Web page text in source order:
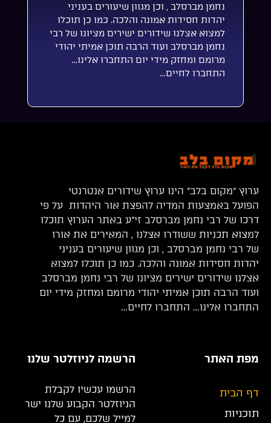
נחמן מברסלב , וכן מגוון שיעורים בעניני
יהדות חסידות אמונה והלכה. כמו כן תוכלו
למצוא אצלנו שידורים ישירים מציונו של רבי
נחמן מברסלב ועוד הרבה תוכן אמיתי יהודי
מרומם ומחזק מידי יום התחברו אלינו…
התחברו לחיים…
ערוץ “מקום בלב” הינו ערוץ שידורים אנטרנטי
הפועל באמצעות המדיה להפצת אור היהדות על פי
דרכו של רבי נחמן מברסלב זי”ע באתר הערוץ תוכלו
למצוא תכניות ששודרו אצלנו , המאירים את אורו
של רבי נחמן מברסלב , וכן מגוון שיעורים בעניני
יהדות חסידות אמונה והלכה. כמו כן תוכלו למצוא
אצלנו שידורים ישירים מציונו של רבי נחמן מברסלב
ועוד הרבה תוכן אמיתי יהודי מרומם ומחזק מידי יום
התחברו אלינו… התחברו לחיים…
מפת האתר
דף הבית
תוכניות
הרשמה לניוזלטר שלנו
הרשמו עכשיו לקבלת
הניוזלטר הקבוע שלנו ישר
למייל שלכם, עם כל